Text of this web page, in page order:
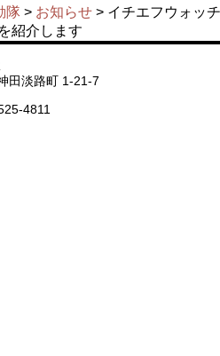
隊 > お知らせ > イチエフウォッ
紹介します
田淡路町 1-21-7
4811